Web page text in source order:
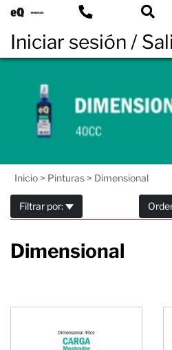
Iniciar sesión /
Inicio > Pinturas > Dimensional
Filtrar por:
Dimensional